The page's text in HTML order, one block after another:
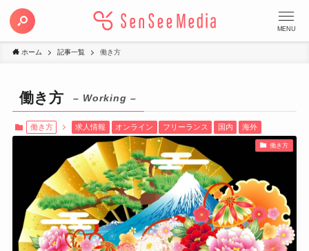
MENU
ホーム 記事一覧 働き方
働き方 – Working –
働き方 求人情報 オンライン フリーランス 国内 海外
働き方